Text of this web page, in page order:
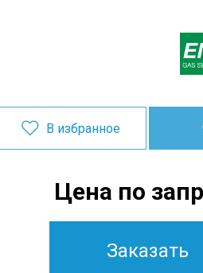
В избранное
Цена по
Заказать